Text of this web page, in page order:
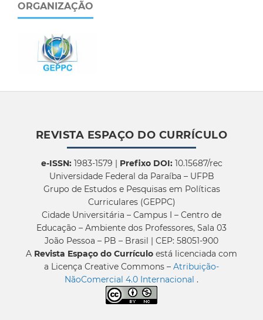
ORGANIZAÇÃO
REVISTA ESPAÇO DO CURRÍCULO
e-ISSN:1983-1579 | Prefixo DOI:10.15687/rec
Universidade Federal da Paraíba – UFPB
Grupo de Estudos e Pesquisas em Políticas
Curriculares (GEPPC)
Cidade Universitária – Campus I – Centro de
Educação – Ambiente dos Professores, Sala 03
João Pessoa – PB – Brasil | CEP: 58051-900
A Revista Espaço do Currículo está licenciada com
a Licença Creative Commons – Atribuição-
NãoComercial 4.0 Internacional .